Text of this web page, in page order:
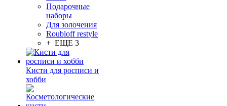
Подарочные
наборы
Для золочения
Roubloff restyle
+ ЕЩЕ 3
Кисти для росписи и
хобби